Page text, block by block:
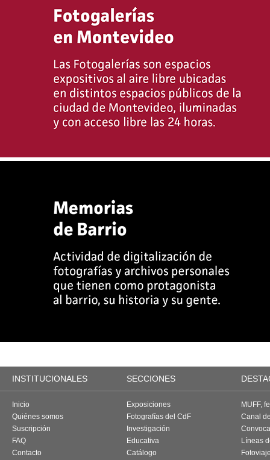
INSTITUCIONALES SECCIONES
Inicio
Quiénes somos
Suscripción
FAQ
Contacto
Exposiciones
Fotografías del CdF
Investigación
Educativa
Catálogo
MUFF,
Canal
Líneas